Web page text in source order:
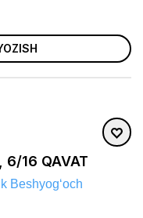
6/16 QAVAT
Beshyogʻoch